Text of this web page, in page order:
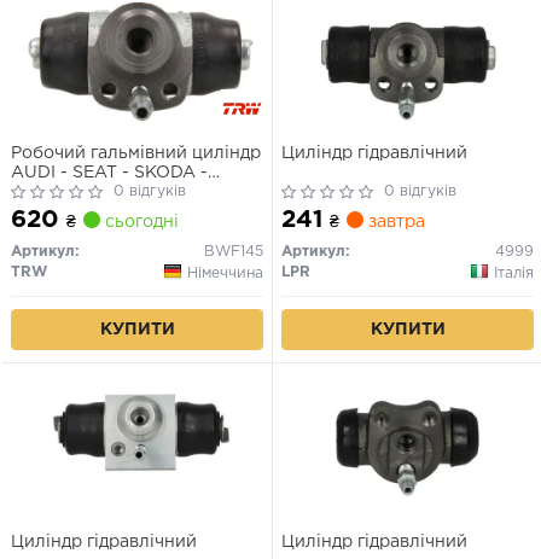
Робочий гальмівний циліндр
AUDI - SEAT - SKODA -
VOLKSWAGEN
100/80/Inca/Octavia/Caddy/Golf/Golf
Esta
0 відгуків
620 ₴ сьогодні
Артикул:
BWF145
TRW
Німеччина
КУПИТИ
Циліндр гідравлічний
0 відгуків
241 ₴ завтра
Артикул:
4999
LPR
Італія
КУПИТИ
Циліндр гідравлічний Циліндр гідравлічний